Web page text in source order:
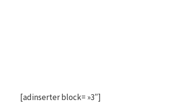
[adinserter block= »3″]